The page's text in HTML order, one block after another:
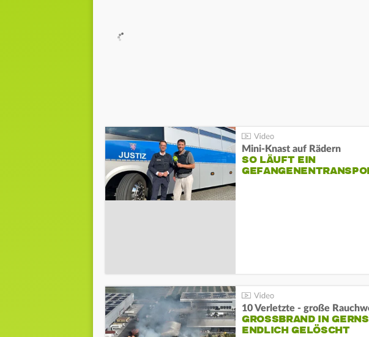
Mini-Knast auf Rädern
SO LÄUFT EIN
10 Verletzte - große
GROSSBRAND IN
NDLICH GELÖSCHT